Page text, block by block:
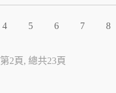
4 5 6 7
8
第2頁, 總共23頁